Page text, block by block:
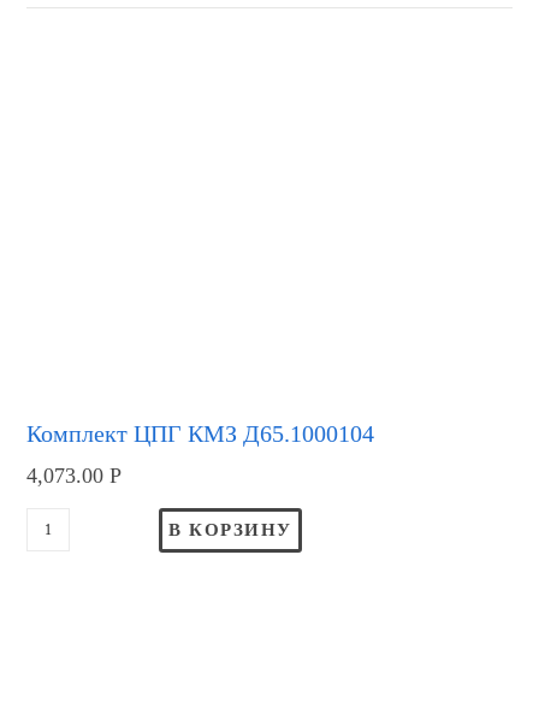
Комплект ЦПГ КМЗ Д65.1000104
4,073.00Р
В КОРЗИНУ